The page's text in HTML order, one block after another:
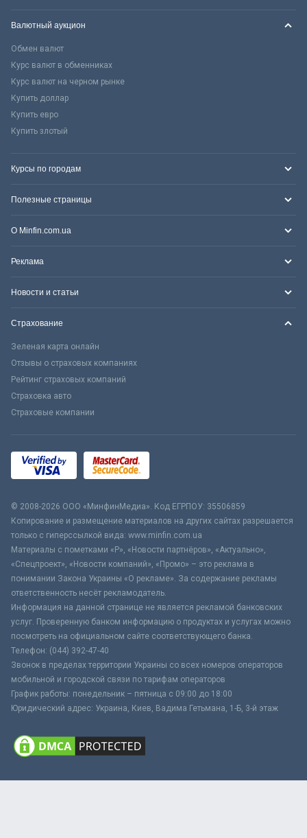
Валютный аукцион
Обмен валют
Курс валют в обменниках
Курс валют на черном рынке
Купить доллар
Купить евро
Купить злотый
Курсы по городам
Полезные страницы
О Minfin.com.ua
Реклама
Новости и статьи
Страхование
Зеленая карта онлайн
Отзывы о страховых компаниях
Рейтинг страховых компаний
Страховка авто
Страховые компании
© 2008-2026 ООО «МинфинМедиа». Код ЕГРПОУ: 35506859
Копирование и размещение материалов на других сайтах разрешается
только с гиперссылкой вида: www.minfin.com.ua
Материалы с пометками «Р», «Новости партнёров», «Актуально»,
«Спецпроект», «Новости компаний», «Промо» – это реклама в
понимании Закона Украины «О рекламе». За содержание рекламы
ответственность несёт рекламодатель.
Информация на данной странице не является рекламой банковских
услуг. Проверенную банком информацию о продуктах и услугах можно
посмотреть на официальном сайте соответствующего банка.
Телефон: (044) 392-47-40
Звонок в пределах территории Украины со всех номеров операторов
мобильной и городской связи по тарифам операторов
График работы: понедельник – пятница с 09:00 до 18:00
Юридический адрес: Украина, Киев, Вадима Гетьмана, 1-Б, 3-й этаж